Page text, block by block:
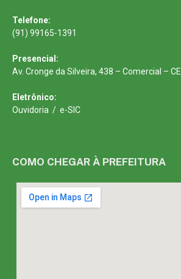
Telefone:
(91) 99165-1391
Presencial:
Av. Cronge da Silveira, 438 – Comercial –
Eletrônico:
Ouvidoria / e-SIC
COMO CHEGAR À PREFEITURA